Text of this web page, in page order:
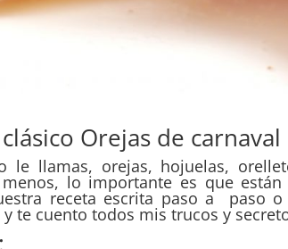
Orejas de carnaval
le llamas, orejas, hojuelas,
lo importante es que
receta escrita paso a paso
te cuento todos mis trucos y